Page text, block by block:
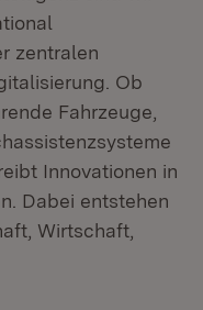
zentralen
Ob
Fahrzeuge,
Innovationen in
Dabei entstehen
Wirtschaft,